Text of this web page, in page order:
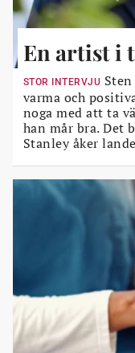
En artist i
STOR INTERVJU
varma och
noga med att ta
han mår bra. Det
Stanley åker